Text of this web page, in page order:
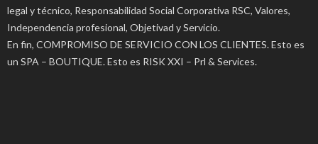
legal y técnico, Responsabilidad Social Corporativa RSC, Valores,
Independencia profesional, Objetivad y Servicio.
En fin, COMPROMISO DE SERVICIO CON LOS CLIENTES. Esto es
un SPA – BOUTIQUE. Esto es RISK XXI – Prl & Services.